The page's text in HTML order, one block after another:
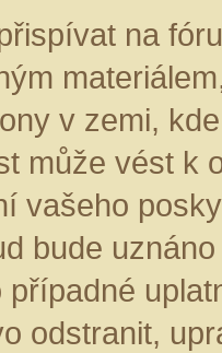
na
v zemi,
může vést k
vašeho
bude
případné
odstranit,